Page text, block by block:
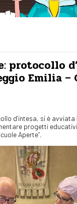
protocollo
Emilia –
d’intesa, si è
progetti
Aperte”.